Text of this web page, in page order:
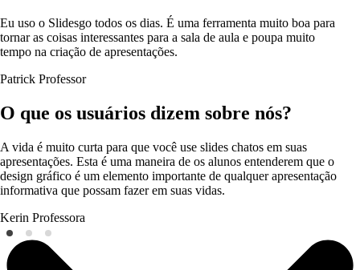
Eu uso o Slidesgo todos os dias. É uma ferramenta muito boa para
tornar as coisas interessantes para a sala de aula e poupa muito
tempo na criação de apresentações.
Patrick Professor
O que os usuários dizem sobre nós?
A vida é muito curta para que você use slides chatos em suas
apresentações. Esta é uma maneira de os alunos entenderem que o
design gráfico é um elemento importante de qualquer apresentação
informativa que possam fazer em suas vidas.
Kerin Professora